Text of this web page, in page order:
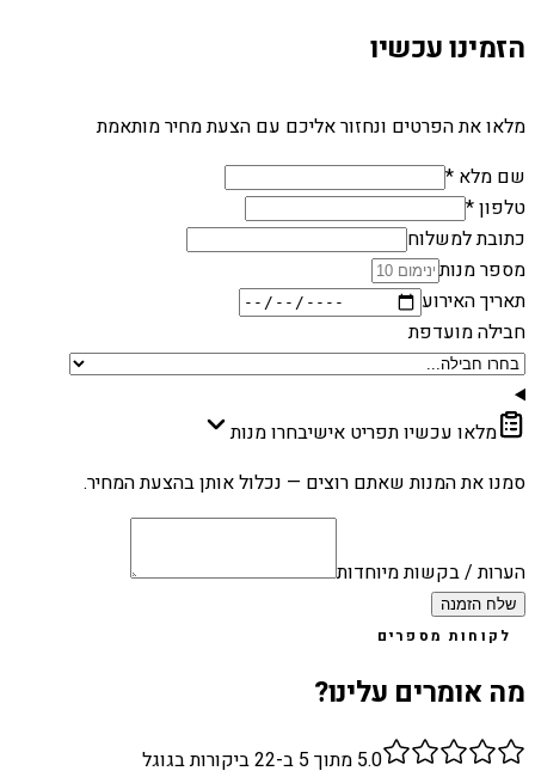
הזמינו עכשיו
מלאו את הפרטים ונחזור אליכם עם הצעת מחיר מותאמת
שם מלא *
טלפון *
כתובת למשלוח
מספר מנות
תאריך האירוע
חבילה מועדפת
מלאו עכשיו תפריט אישיבחרו מנות
סמנו את המנות שאתם רוצים — נכלול אותן בהצעת המחיר.
הערות / בקשות מיוחדות
שלח הזמנה
לקוחות מספרים
מה אומרים עלינו?
5.0 מתוך 5 ב- 22ביקורות בגוגל